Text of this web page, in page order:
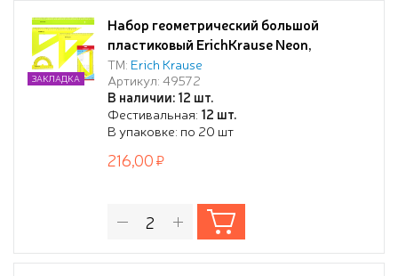
Набор геометрический большой
пластиковый ErichKrause Neon,
(линейка, 2 угольника, транспортир),
желтый (в пакете по 20 шт)
ТМ: Erich Krause
Артикул: 49572
В наличии: 12 шт.
Фестивальная: 12 шт.
В упаковке: по 20 шт
ЗАКЛАДКА
216,00